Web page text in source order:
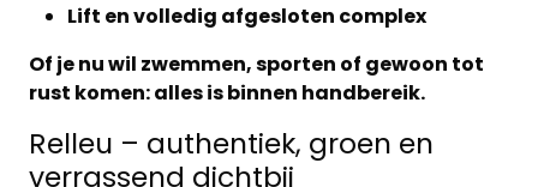
Lift en volledig afgesloten complex
Of je nu wil zwemmen, sporten of gewoon tot
rust komen: alles is binnen handbereik.
Relleu – authentiek, groen en
verrassend dichtbij